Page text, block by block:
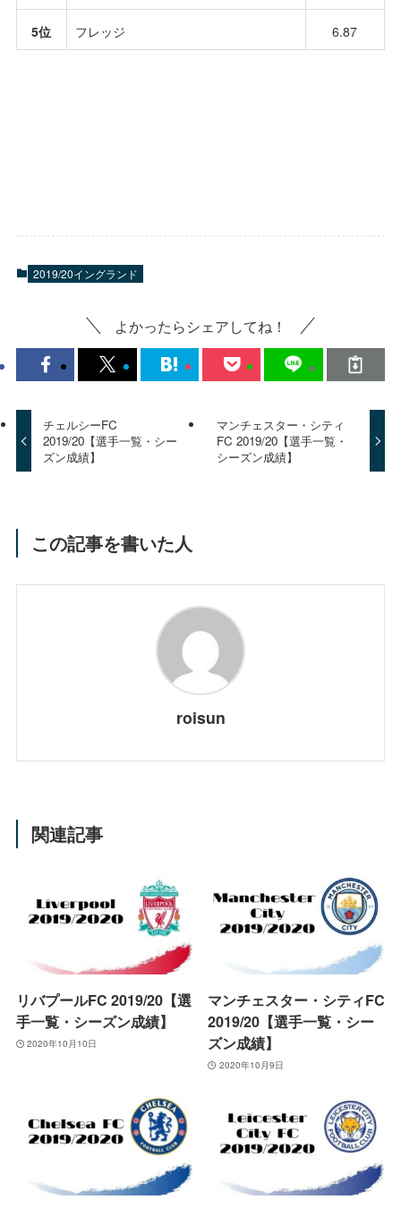
5位 フレッジ 6.87
2019/20イングランド
よかったらシェアしてね！
チェルシーFC
2019/20【選手一覧・シー
ズン成績】
マンチェスター・シティ
FC 2019/20【選手一覧・
シーズン成績】
この記事を書いた人
roisun
関連記事
リバプールFC 2019/20【選
手一覧・シーズン成績】
2020年10月10日
マンチェスター・シティFC
2019/20【選手一覧・シー
ズン成績】
2020年10月9日